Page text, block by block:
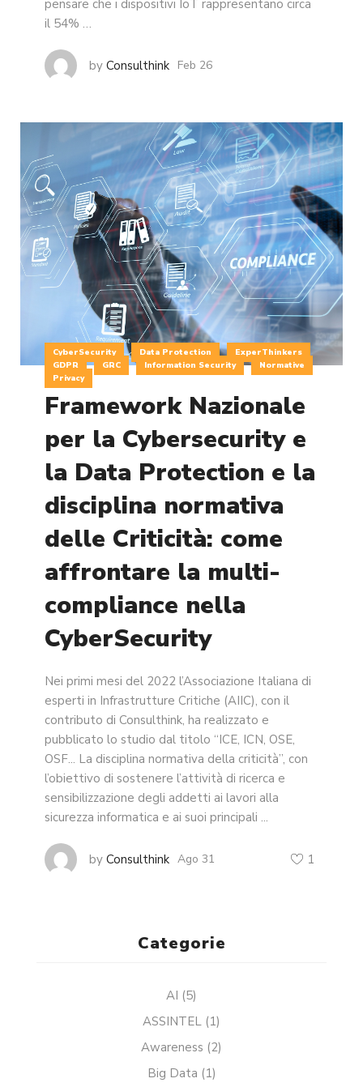
pensare che i dispositivi IoT rappresentano circa
il 54% …
by Consulthink Feb 26
CyberSecurity Data Protection
ExperThinkers
GDPR
GRC Information Security
Normative
Privacy
Framework Nazionale
per la Cybersecurity e
la Data Protection e la
disciplina normativa
delle Criticità: come
affrontare la multi-
compliance nella
CyberSecurity
Nei primi mesi del 2022 l’Associazione Italiana di
esperti in Infrastrutture Critiche (AIIC), con il
contributo di Consulthink, ha realizzato e
pubblicato lo studio dal titolo “ICE, ICN, OSE,
OSF... La disciplina normativa della criticità”, con
l’obiettivo di sostenere l’attività di ricerca e
sensibilizzazione degli addetti ai lavori alla
sicurezza informatica e ai suoi principali ...
by Consulthink Ago 31 1
Categorie
AI (5)
ASSINTEL (1)
Awareness (2)
Big Data (1)